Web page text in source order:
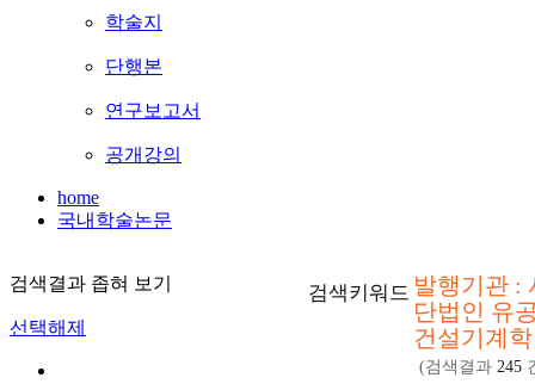
학술지
단행본
연구보고서
공개강의
home
국내학술논문
검색결과 좁혀 보기
선택해제
검색키워드 발행기관 :
단법인 유
건설기계
(검색결과 245